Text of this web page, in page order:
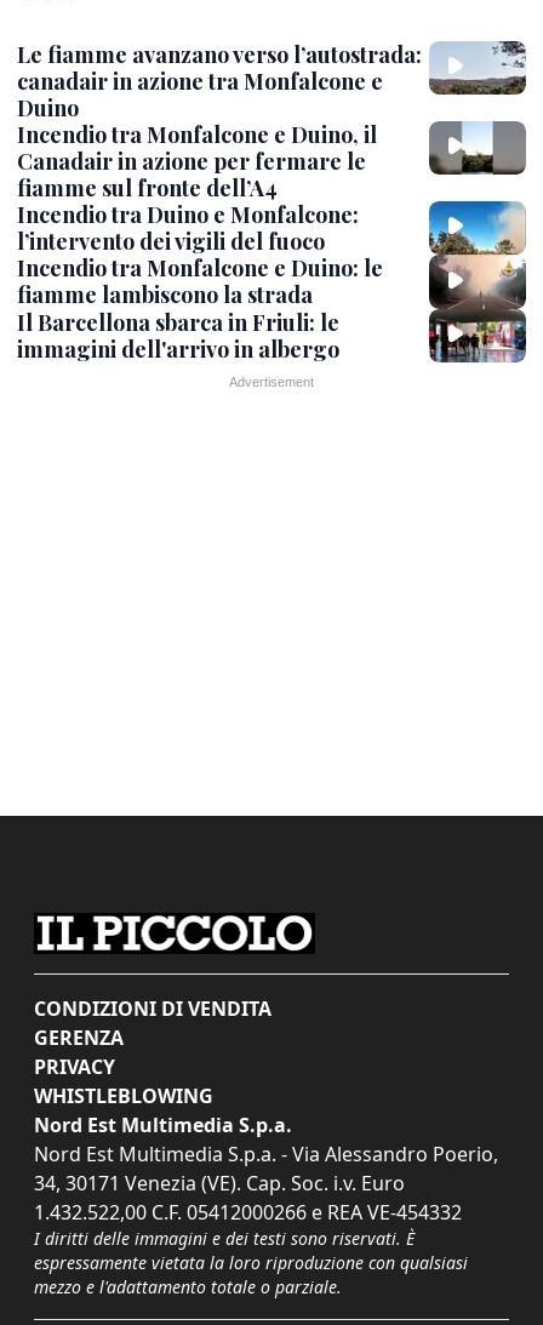
Le fiamme avanzano verso l’autostrada:
canadair in azione tra Monfalcone e
Duino
Incendio tra Monfalcone e Duino, il
Canadair in azione per fermare le
fiamme sul fronte dell’A4
Incendio tra Duino e Monfalcone:
l’intervento dei vigili del fuoco
Incendio tra Monfalcone e Duino: le
fiamme lambiscono la strada
Il Barcellona sbarca in Friuli: le
immagini dell'arrivo in albergo
CONDIZIONI DI VENDITA
GERENZA
PRIVACY
WHISTLEBLOWING
Nord Est Multimedia S.p.a.
Nord Est Multimedia S.p.a. - Via Alessandro Poerio,
34, 30171 Venezia (VE). Cap. Soc. i.v. Euro
1.432.522,00 C.F. 05412000266 e REA VE-454332
I diritti delle immagini e dei testi sono riservati. È
espressamente vietata la loro riproduzione con qualsiasi
mezzo e l'adattamento totale o parziale.